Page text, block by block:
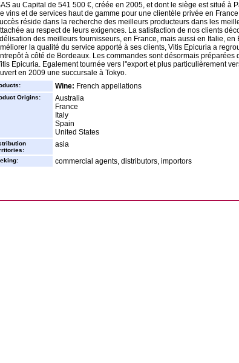
au Capital de 541 500 €, créée en 2005, et dont le siège est situé à
vins et de services haut de gamme pour une clientèle privée en
réside dans la recherche des meilleurs producteurs dans les
au respect de leurs exigences. La satisfaction de nos clients
des meilleurs fournisseurs, en France, mais aussi en Italie, en
la qualité du service apporté à ses clients, Vitis Epicuria a
à côté de Bordeaux. Les commandes sont désormais préparées
Epicuria. Egalement tournée vers l''export et plus particulièrement
en 2009 une succursale à Tokyo.
Wine: French appellations
Origins:
Australia
France
Italy
Spain
United States
asia
commercial agents, distributors, importors